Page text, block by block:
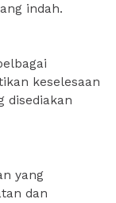
indah.
keselesaan
disediakan
yang
dan